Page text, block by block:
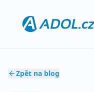
Zpět na blog